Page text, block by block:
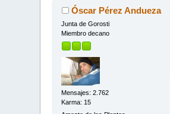
Óscar Pérez Andueza
Junta de Gorosti
Miembro decano
Mensajes: 2.762
Karma: 15